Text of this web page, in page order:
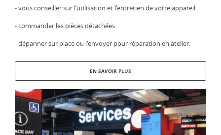
- vous conseiller sur l’utilisation et l'entretien de votre appareil
- commander les pièces détachées
- dépanner sur place ou l'envoyer pour réparation en atelier.
EN SAVOIR PLUS